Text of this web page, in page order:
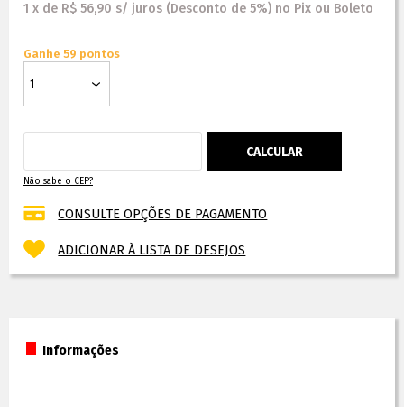
1 x de R$ 56,90 s/ juros (Desconto de 5%) no Pix ou Boleto
Ganhe 59 pontos
Não sabe o CEP?
CONSULTE OPÇÕES DE PAGAMENTO
ADICIONAR À LISTA DE DESEJOS
Informações